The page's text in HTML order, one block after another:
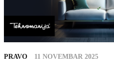
PRAVO 11 NOVEMBAR 2025